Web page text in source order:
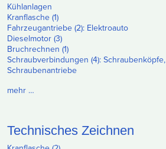
Kühlanlagen
Kranflasche (1)
Fahrzeugantriebe (2): Elektroauto
Dieselmotor (3)
Bruchrechnen (1)
Schraubverbindungen (4): Schraubenköpfe,
Schraubenantriebe
mehr …
Technisches Zeichnen